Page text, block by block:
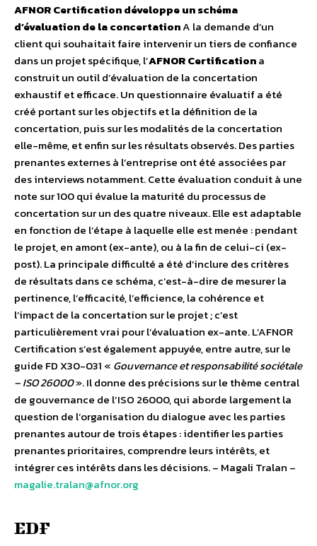
AFNOR Certification développe un schéma
d’évaluation de la concertationA la demande d’un
client qui souhaitait faire intervenir un tiers de confiance
dans un projet spécifique, l’AFNOR Certificationa
construit un outil d’évaluation de la concertation
exhaustif et efficace. Un questionnaire évaluatif a été
créé portant sur les objectifs et la définition de la
concertation, puis sur les modalités de la concertation
elle-même, et enfin sur les résultats observés. Des parties
prenantes externes à l’entreprise ont été associées par
des interviews notamment. Cette évaluation conduit à une
note sur 100 qui évalue la maturité du processus de
concertation sur un des quatre niveaux. Elle est adaptable
en fonction de l’étape à laquelle elle est menée : pendant
le projet, en amont (ex-ante), ou à la fin de celui-ci (ex-
post). La principale difficulté a été d’inclure des critères
de résultats dans ce schéma, c’est-à-dire de mesurer la
pertinence, l’efficacité, l’efficience, la cohérence et
l’impact de la concertation sur le projet ; c’est
particulièrement vrai pour l’évaluation ex-ante. L’AFNOR
Certification s’est également appuyée, entre autre, sur le
guide FD X30-031 « Gouvernance et responsabilité sociétale
– ISO 26000». Il donne des précisions sur le thème central
de gouvernance de l’ISO 26000, qui aborde largement la
question de l’organisation du dialogue avec les parties
prenantes autour de trois étapes : identifier les parties
prenantes prioritaires, comprendre leurs intérêts, et
intégrer ces intérêts dans les décisions. – Magali Tralan –
magalie.tralan@afnor.org
EDF